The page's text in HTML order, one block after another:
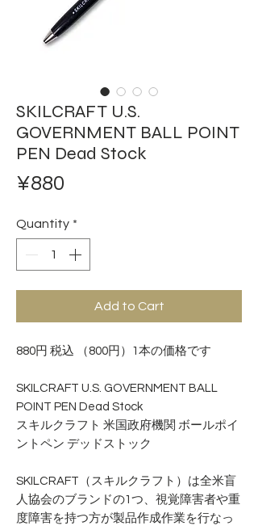
SKILCRAFT U.S.
GOVERNMENT BALL POINT
PEN Dead Stock
¥880
Quantity *
Add to Cart
880円 税込 （800円）1本の価格です
SKILCRAFT U.S. GOVERNMENT BALL
POINT PEN Dead Stock
スキルクラフト 米国政府機関 ボールポイ
ントペン デッドストック
SKILCRAFT（スキルクラフト）は全米盲
人協会のブランドの1つ、視覚障害者や重
度障害を持つ方が製品作成作業を行なっ